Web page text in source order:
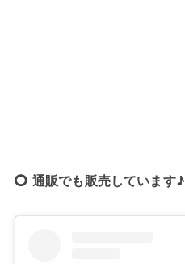
通販でも販売しています♪